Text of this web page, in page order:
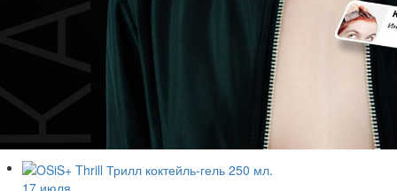
17 июля